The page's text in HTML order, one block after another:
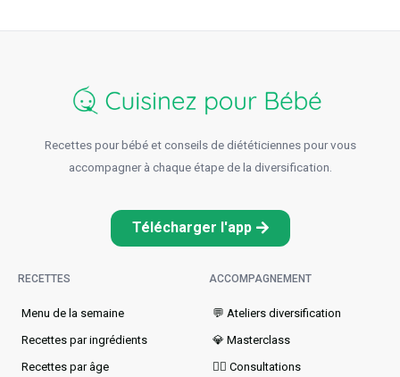
Recettes pour bébé et conseils de diététiciennes pour vous
accompagner à chaque étape de la diversification.
Télécharger l'app
RECETTES
Menu de la semaine​
Recettes par ingrédients
Recettes par âge
ACCOMPAGNEMENT
💬 Ateliers diversification
💎 Masterclass
👩‍⚕️ Consultations